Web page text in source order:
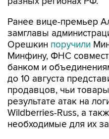
Ранее вице-премьер
замглавы
Орешкин поручили
Минфину, ФНС
банком и
до 10 августа
продавцов, чьи
результате атак на
Wildberries-Russ, а
необходимые для их